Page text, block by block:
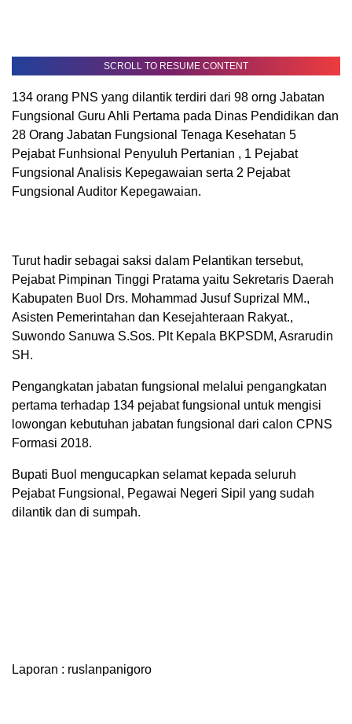
SCROLL TO RESUME CONTENT
134 orang PNS yang dilantik terdiri dari 98 orng Jabatan
Fungsional Guru Ahli Pertama pada Dinas Pendidikan dan
28 Orang Jabatan Fungsional Tenaga Kesehatan 5
Pejabat Funhsional Penyuluh Pertanian , 1 Pejabat
Fungsional Analisis Kepegawaian serta 2 Pejabat
Fungsional Auditor Kepegawaian.
Turut hadir sebagai saksi dalam Pelantikan tersebut,
Pejabat Pimpinan Tinggi Pratama yaitu Sekretaris Daerah
Kabupaten Buol Drs. Mohammad Jusuf Suprizal MM.,
Asisten Pemerintahan dan Kesejahteraan Rakyat.,
Suwondo Sanuwa S.Sos. Plt Kepala BKPSDM, Asrarudin
SH.
Pengangkatan jabatan fungsional melalui pengangkatan
pertama terhadap 134 pejabat fungsional untuk mengisi
lowongan kebutuhan jabatan fungsional dari calon CPNS
Formasi 2018.
Bupati Buol mengucapkan selamat kepada seluruh
Pejabat Fungsional, Pegawai Negeri Sipil yang sudah
dilantik dan di sumpah.
Laporan : ruslanpanigoro